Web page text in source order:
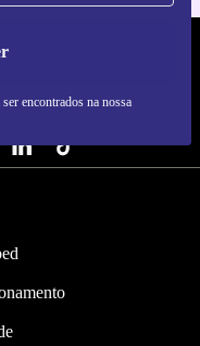
encontrados na nossa
NEW.